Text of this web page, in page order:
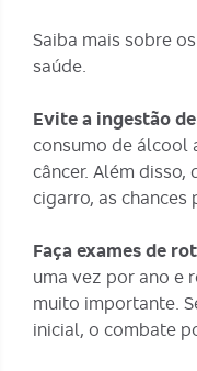
Saiba mais sobre os
saúde.
Evite a ingestão
consumo de álcool
câncer. Além
cigarro, as chances
Faça exames de
uma vez por ano e
muito importante.
inicial, o combate